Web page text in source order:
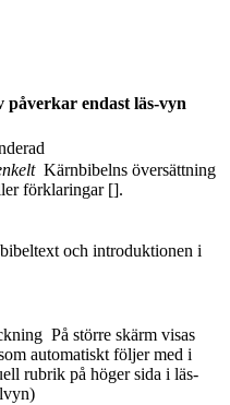
påverkar endast läs-vyn
Kärnbibelns översättning
förklaringar [].
och introduktionen i
På större skärm visas
automatiskt följer med i
rubrik på höger sida i läs-